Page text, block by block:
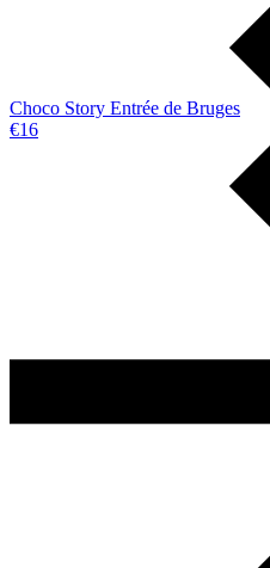
Choco Story Entrée de Bruges
€16